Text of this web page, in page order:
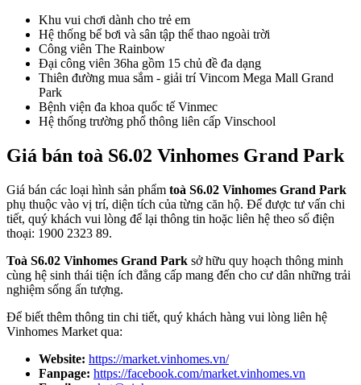
Khu vui chơi dành cho trẻ em
Hệ thống bể bơi và sân tập thể thao ngoài trời
Công viên The Rainbow
Đại công viên 36ha gồm 15 chủ đề đa dạng
Thiên đường mua sắm - giải trí Vincom Mega Mall Grand
Park
Bệnh viện đa khoa quốc tế Vinmec
Hệ thống trường phổ thông liên cấp Vinschool
Giá bán toà S6.02 Vinhomes Grand Park
Giá bán các loại hình sản phẩm toà S6.02 Vinhomes Grand Park
phụ thuộc vào vị trí, diện tích của từng căn hộ. Để được tư vấn chi
tiết, quý khách vui lòng để lại thông tin hoặc liên hệ theo số điện
thoại: 1900 2323 89.
Toà S6.02 Vinhomes Grand Park sở hữu quy hoạch thông minh
cùng hệ sinh thái tiện ích đẳng cấp mang đến cho cư dân những trải
nghiệm sống ấn tượng.
Để biết thêm thông tin chi tiết, quý khách hàng vui lòng liên hệ
Vinhomes Market qua:
Website: https://market.vinhomes.vn/
Fanpage: https://facebook.com/market.vinhomes.vn